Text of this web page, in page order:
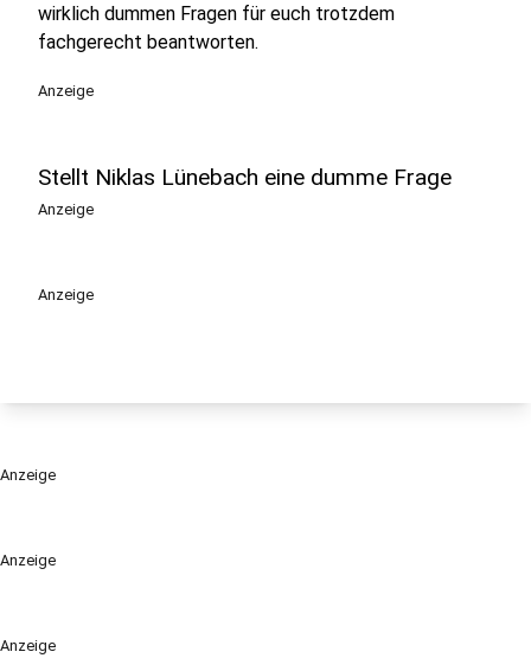
Anzeige
Anzeige
wirklich dummen Fragen für euch trotzdem
fachgerecht beantworten.
Anzeige
Stellt Niklas Lünebach eine dumme Frage
Anzeige
Anzeige
Anzeige